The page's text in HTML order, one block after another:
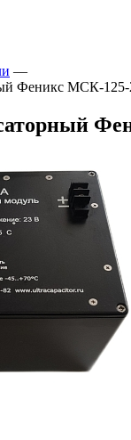
—
Феникс МСК-